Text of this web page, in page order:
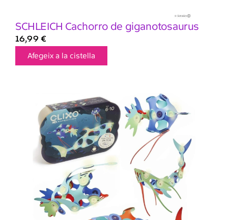
SCHLEICH Cachorro de giganotosaurus
16,99 €
Afegeix a la cistella